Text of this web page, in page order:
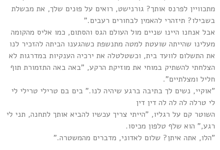
מתכוויין לפרנס אותך? גורנישט, רואים על פוּנים שלך, את מבשלת
בשבילו? תיזהרי להאמין לבחורים רעבים."
אבל אנחנו היינו שניים מול העולם הגס והסתום, כמו אליס מהקומה
מעלינו שהייתה שועטת למטה מתנשפת כשהגענו הביתה להזכיר לנו
את התשלום לוועד בית, וכשטלטלה את ירכיה הענקיות במדרגות לא
הצלחתי להשתיק במוחי את מוזיקת הרקע, "באה באה התזמורת תוף
חליל ומצלתיים".
"אוקיי, נשים לך בתיבה ברגע שיהיה לנו." בים בם טרילי טרילי לי
לי טרלה לה לה לה דין דין
השוטר קם על רגליו, "הייתי צריך עכשיו להביא אותך לתחנה, תני לי
רגע," הוא שלף טלפון מכיסו.
"הלו, אתה איתן? שלום לאדוני, מדברים מהמשטרה."